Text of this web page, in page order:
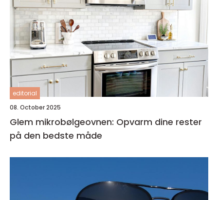
editorial
08. October 2025
Glem mikrobølgeovnen: Opvarm dine rester
på den bedste måde